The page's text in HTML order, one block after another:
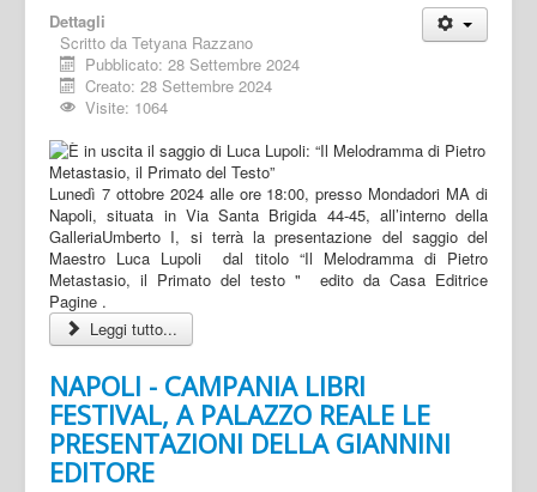
Dettagli
Scritto da Tetyana Razzano
Pubblicato: 28 Settembre 2024
Creato: 28 Settembre 2024
Visite: 1064
Lunedì 7 ottobre 2024 alle ore 18:00, presso Mondadori MA di
Napoli, situata in Via Santa Brigida 44-45, all’interno della
GalleriaUmberto I, si terrà la presentazione del saggio del
Maestro Luca Lupoli dal titolo “Il Melodramma di Pietro
Metastasio, il Primato del testo " edito da Casa Editrice
Pagine .
Leggi tutto...
NAPOLI - CAMPANIA LIBRI
FESTIVAL, A PALAZZO REALE LE
PRESENTAZIONI DELLA GIANNINI
EDITORE